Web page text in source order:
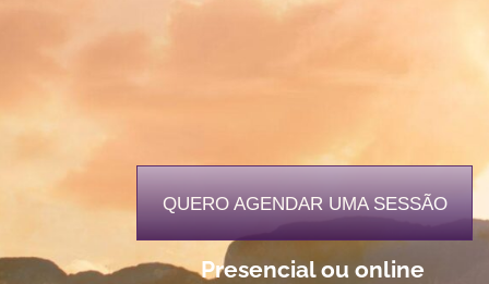
QUERO AGENDAR UMA SESSÃO
Presencial ou online